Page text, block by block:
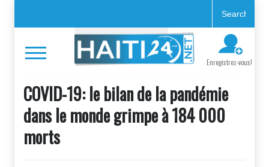
Enregistrez-vous!
COVID-19: le bilan de la pandémie
dans le monde grimpe à 184 000
morts